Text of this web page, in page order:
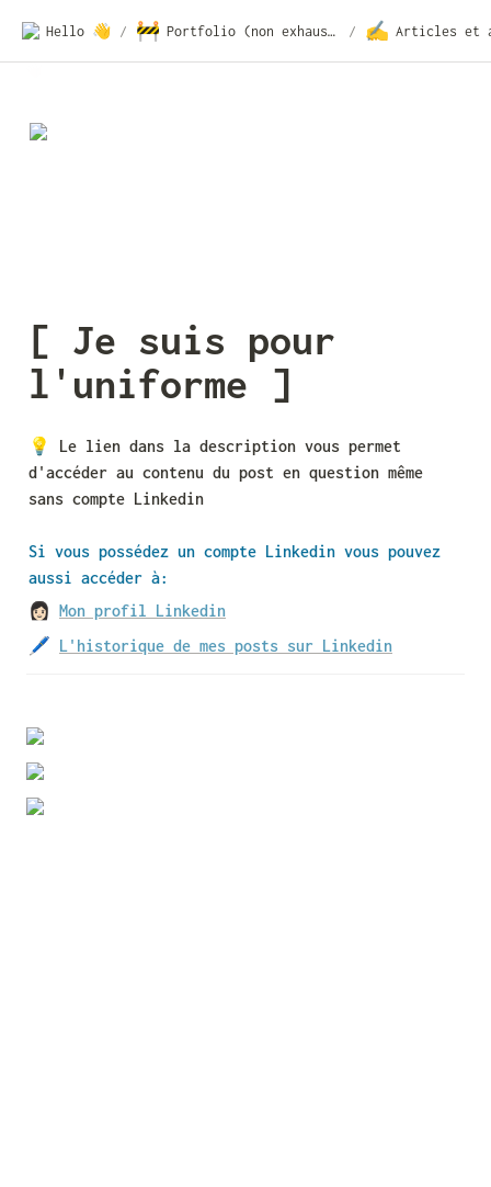
Hello 👋 / 🚧 Portfolio (non exhaustif) / ✍️
[ Je suis pour
l'uniforme ]
💡 Le lien dans la description vous permet
d'accéder au contenu du post en question même
sans compte Linkedin
Si vous possédez un compte Linkedin vous pouvez
aussi accéder à:
👩🏻 Mon profil Linkedin
🖊 L'historique de mes posts sur Linkedin